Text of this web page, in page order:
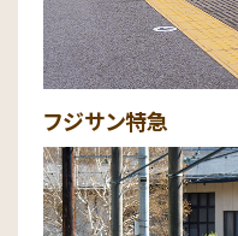
フジサン特急